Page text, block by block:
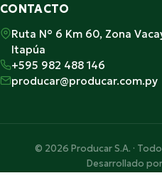
CONTACTO
Ruta N° 6 Km 60, Zona
Itapúa
+595 982 488 146
producar@producar.com.py
© 2026 Producar S.A. ·
Desarrollado por